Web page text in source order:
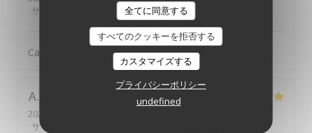
全てに同意する
すべてのクッキーを拒否する
カスタマイズする
プライバシーポリシー
undefined
サービス
5/5 メニュー:5
Cadre idyllique, ambiance sympathique. Mets délicieux.
A
2026-08-02
サービス